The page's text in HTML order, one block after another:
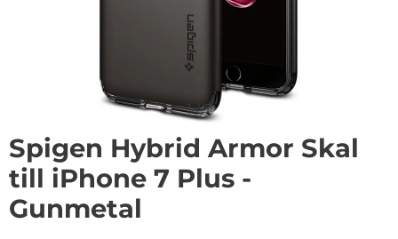
1/7
Spigen Hybrid Armor Skal
till iPhone 7 Plus -
Gunmetal